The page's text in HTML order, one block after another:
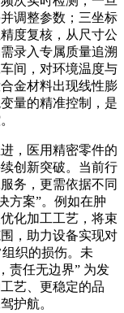
调整参数；三坐标
度复核，从尺寸公
录入专属质量追溯
间，对环境温度与
金材料出现线性膨
量的精准控制，是
，医用精密零件的
创新突破。当前行
务，更需依据不同
方案”。例如在肿
化加工工艺，将束
，助力设备实现对
织的损伤。未
责任无边界” 为发
艺、更稳定的品
护航。